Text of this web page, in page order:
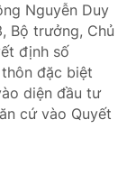
Nguyễn Duy
Bộ trưởng, Chủ
định số
đặc biệt
diện đầu tư
cứ vào Quyết